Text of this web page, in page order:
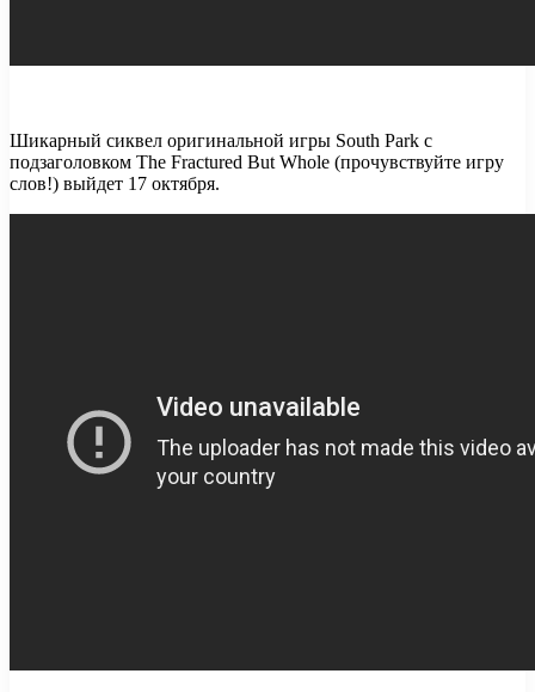
Шикарный сиквел оригинальной игры South Park с
подзаголовком The Fractured But Whole (прочувствуйте игру
слов!) выйдет 17 октября.